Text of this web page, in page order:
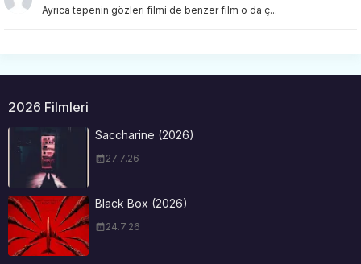
Ayrıca tepenin gözleri filmi de benzer film o da ç...
2026 Filmleri
Saccharine (2026)
27.7.26
Black Box (2026)
24.7.26